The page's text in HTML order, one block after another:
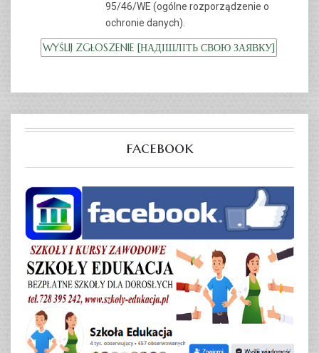
95/46/WE (ogólne rozporządzenie o
ochronie danych).
facebook